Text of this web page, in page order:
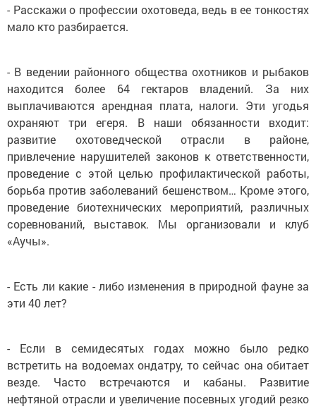
- Расскажи о профессии охотоведа, ведь в ее тонкостях
мало кто разбирается.
- В ведении районного общества охотников и рыбаков
находится более 64 гектаров владений. За них
выплачиваются арендная плата, налоги. Эти угодья
охраняют три егеря. В наши обязанности входит:
развитие охотоведческой отрасли в районе,
привлечение нарушителей законов к ответственности,
проведение с этой целью профилактической работы,
борьба против заболеваний бешенством… Кроме этого,
проведение биотехнических мероприятий, различных
соревнований, выставок. Мы организовали и клуб
«Аучы».
- Есть ли какие - либо изменения в природной фауне за
эти 40 лет?
- Если в семидесятых годах можно было редко
встретить на водоемах ондатру, то сейчас она обитает
везде. Часто встречаются и кабаны. Развитие
нефтяной отрасли и увеличение посевных угодий резко